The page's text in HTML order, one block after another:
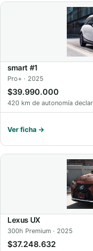
smart #1
Pro+ · 2025
$39.990.000
420 km de autonomía
Ver ficha →
Lexus UX
300h Premium · 2025
$37.248.632